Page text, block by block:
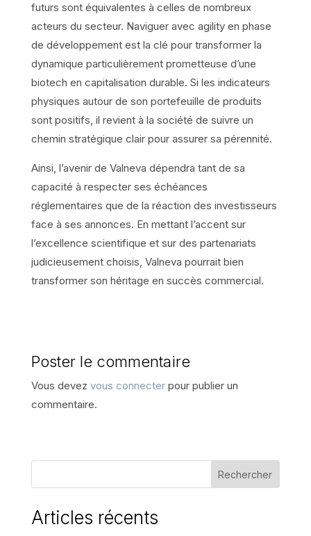
futurs sont équivalentes à celles de nombreux
acteurs du secteur. Naviguer avec agility en phase
de développement est la clé pour transformer la
dynamique particulièrement prometteuse d’une
biotech en capitalisation durable. Si les indicateurs
physiques autour de son portefeuille de produits
sont positifs, il revient à la société de suivre un
chemin stratégique clair pour assurer sa pérennité.
Ainsi, l’avenir de Valneva dépendra tant de sa
capacité à respecter ses échéances
réglementaires que de la réaction des investisseurs
face à ses annonces. En mettant l’accent sur
l’excellence scientifique et sur des partenariats
judicieusement choisis, Valneva pourrait bien
transformer son héritage en succès commercial.
Poster le commentaire
Vous devez vous connecterpour publier un
commentaire.
Rechercher
Articles récents